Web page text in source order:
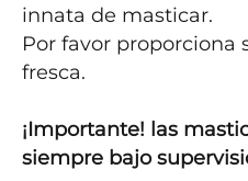
innata de masticar.
Por favor proporciona
fresca.
¡Importante! las
siempre bajo